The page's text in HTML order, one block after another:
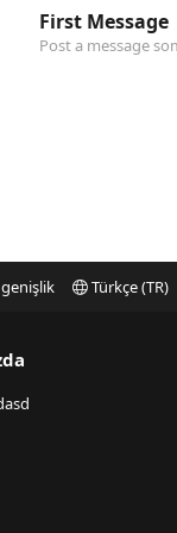
First Message
Post a message
Türkçe (TR)